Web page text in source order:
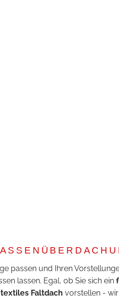
passen und Ihren
lassen. Egal, ob Sie sich ein
textiles Faltdach vorstellen -